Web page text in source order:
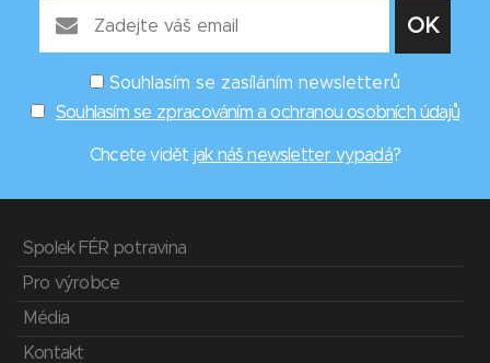
Souhlasím se zasíláním newsletterů
Souhlasím se zpracováním a ochranou osobních údajů
Chcete vidět jak náš newsletter vypadá?
Spolek FÉR potravina
Pro výrobce
Média
Kontakt